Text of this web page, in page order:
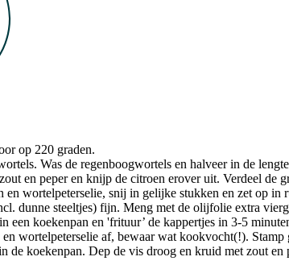
op 220 graden.
Was de regenboogwortels en halveer in de
en peper en knijp de citroen erover uit. Verdeel de
en wortelpeterselie, snij in gelijke stukken en zet op
dunne steeltjes) fijn. Meng met de olijfolie extra
een koekenpan en 'frituur’ de kappertjes in 3-5
en wortelpeterselie af, bewaar wat kookvocht(!).
de koekenpan. Dep de vis droog en kruid met zout